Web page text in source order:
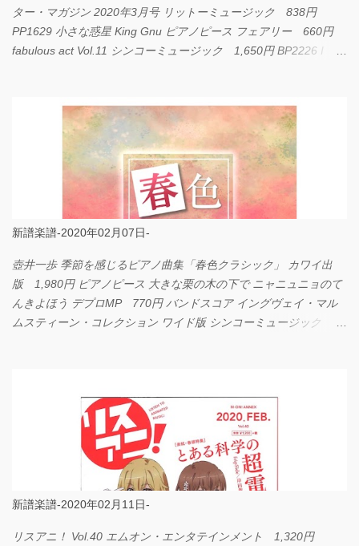
ター・マガジン 2020年3月号 リットーミュージック 838円
PP1629 小さな惑星 King Gnu ピアノピース フェアリー 660円
fabulous act Vol.11 シンコーミュージック 1,650円 BP2226 I
新譜楽譜-2020年02月07日-
壺井一歩 季節を感じるピアノ曲集「春色クラシック」 カワイ出
版 1,980円 ピアノピース 大きな栗の木の下で ニャニュニョのて
んきよほう デプロMP 770円 バンドスコア イングヴェイ・マル
ムスティーン・コレクション ワイド版 シンコーミュージック
新譜楽譜-2020年02月11日-
リスアニ！ Vol.40 エムオン・エンタテインメント 1,320円